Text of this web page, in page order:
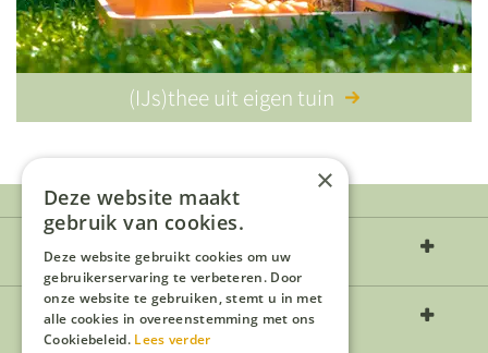
(IJs)thee uit eigen tuin
Over ons
Openingstijden
×
Deze website maakt
gebruik van cookies.
Deze website gebruikt cookies om uw
gebruikerservaring te verbeteren. Door
onze website te gebruiken, stemt u in met
alle cookies in overeenstemming met ons
Cookiebeleid. Lees verder